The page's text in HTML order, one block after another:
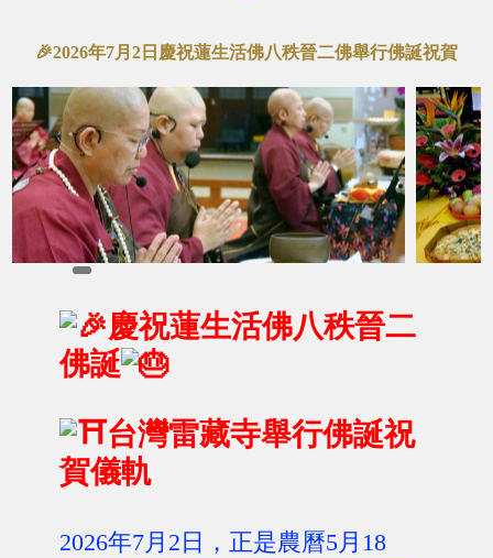
🎉2026年7月2日慶祝蓮生活佛八秩晉二佛舉行佛誕祝賀
慶祝蓮生活佛八秩晉二
佛誕
台灣雷藏寺舉行佛誕祝
賀儀軌
2026年7月2日，正是農曆5月18